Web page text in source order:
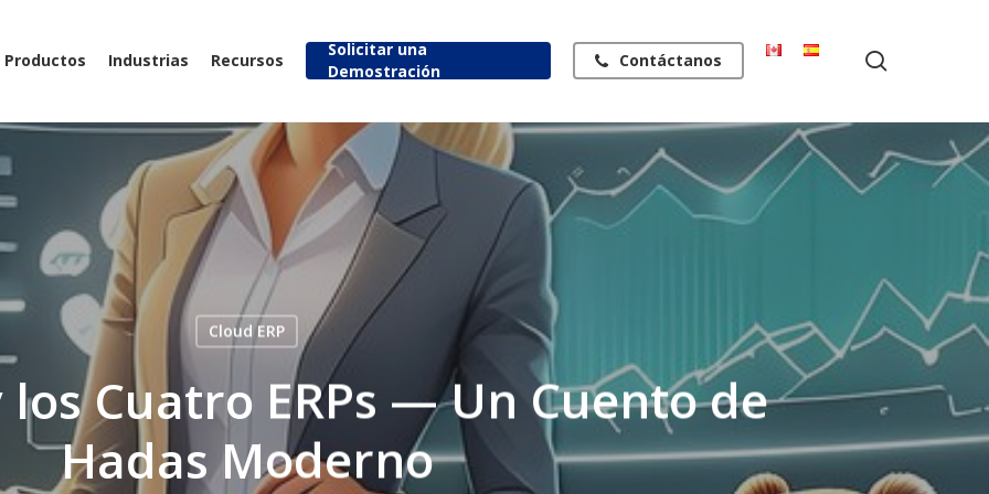
Productos Industrias Recursos
Solicitar una
Demostración
Contáctanos
Cloud ERP
Cuatro ERPs — Un Cuento de
Hadas Moderno